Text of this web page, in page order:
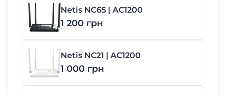
Netis NC65 | AC1200
1 200 грн
Netis NC21 | AC1200
1 000 грн